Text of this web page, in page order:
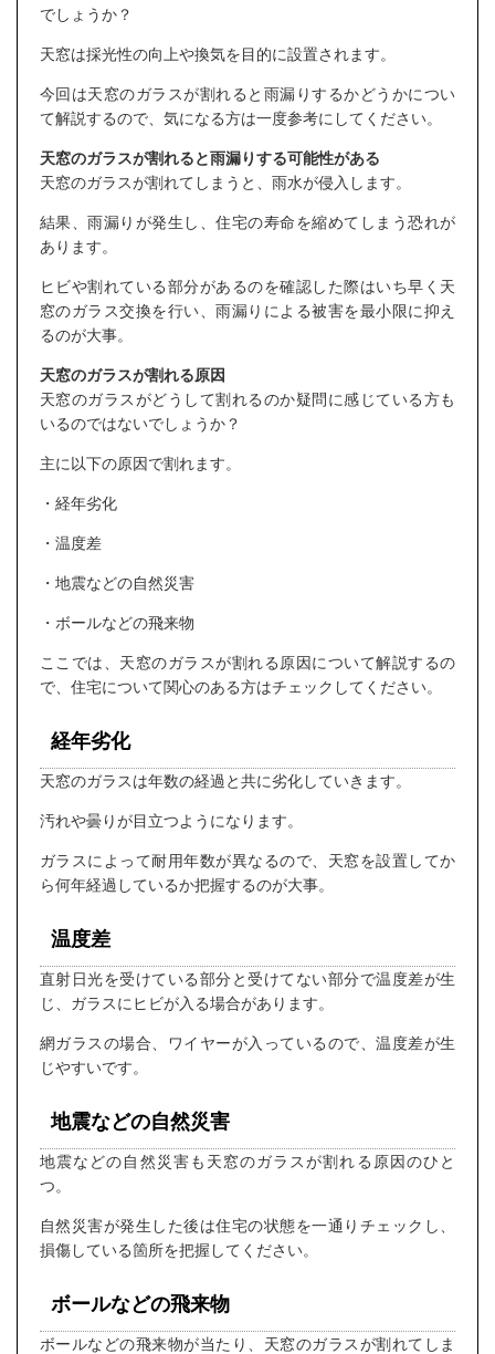
でしょうか？
天窓は採光性の向上や換気を目的に設置されます。
今回は天窓のガラスが割れると雨漏りするかどうかについ
て解説するので、気になる方は一度参考にしてください。
天窓のガラスが割れると雨漏りする可能性がある
天窓のガラスが割れてしまうと、雨水が侵入します。
結果、雨漏りが発生し、住宅の寿命を縮めてしまう恐れが
あります。
ヒビや割れている部分があるのを確認した際はいち早く天
窓のガラス交換を行い、雨漏りによる被害を最小限に抑え
るのが大事。
天窓のガラスが割れる原因
天窓のガラスがどうして割れるのか疑問に感じている方も
いるのではないでしょうか？
主に以下の原因で割れます。
・経年劣化
・温度差
・地震などの自然災害
・ボールなどの飛来物
ここでは、天窓のガラスが割れる原因について解説するの
で、住宅について関心のある方はチェックしてください。
経年劣化
天窓のガラスは年数の経過と共に劣化していきます。
汚れや曇りが目立つようになります。
ガラスによって耐用年数が異なるので、天窓を設置してか
ら何年経過しているか把握するのが大事。
温度差
直射日光を受けている部分と受けてない部分で温度差が生
じ、ガラスにヒビが入る場合があります。
網ガラスの場合、ワイヤーが入っているので、温度差が生
じやすいです。
地震などの自然災害
地震などの自然災害も天窓のガラスが割れる原因のひと
つ。
自然災害が発生した後は住宅の状態を一通りチェックし、
損傷している箇所を把握してください。
ボールなどの飛来物
ボールなどの飛来物が当たり、天窓のガラスが割れてしま